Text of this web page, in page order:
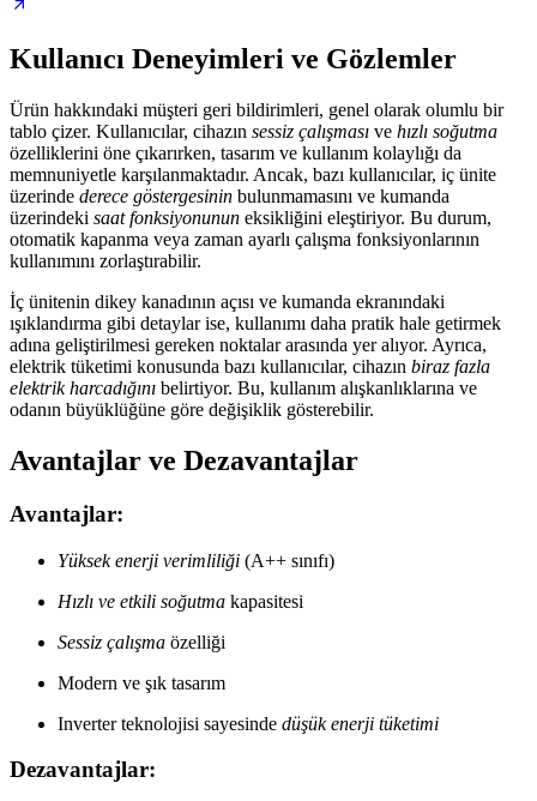
Kullanıcı Deneyimleri ve Gözlemler
Ürün hakkındaki müşteri geri bildirimleri, genel olarak olumlu bir
tablo çizer. Kullanıcılar, cihazın sessiz çalışması ve hızlı soğutma
özelliklerini öne çıkarırken, tasarım ve kullanım kolaylığı da
memnuniyetle karşılanmaktadır. Ancak, bazı kullanıcılar, iç ünite
üzerinde derece göstergesinin bulunmamasını ve kumanda
üzerindeki saat fonksiyonunun eksikliğini eleştiriyor. Bu durum,
otomatik kapanma veya zaman ayarlı çalışma fonksiyonlarının
kullanımını zorlaştırabilir.
İç ünitenin dikey kanadının açısı ve kumanda ekranındaki
ışıklandırma gibi detaylar ise, kullanımı daha pratik hale getirmek
adına geliştirilmesi gereken noktalar arasında yer alıyor. Ayrıca,
elektrik tüketimi konusunda bazı kullanıcılar, cihazın biraz fazla
elektrik harcadığını belirtiyor. Bu, kullanım alışkanlıklarına ve
odanın büyüklüğüne göre değişiklik gösterebilir.
Avantajlar ve Dezavantajlar
Avantajlar:
Yüksek enerji verimliliği (A++ sınıfı)
Hızlı ve etkili soğutma kapasitesi
Sessiz çalışma özelliği
Modern ve şık tasarım
Inverter teknolojisi sayesinde düşük enerji tüketimi
Dezavantajlar: